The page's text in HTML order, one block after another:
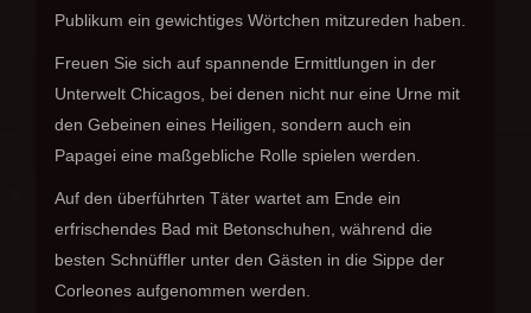
Publikum ein gewichtiges Wörtchen mitzureden haben.
Freuen Sie sich auf spannende Ermittlungen in der
Unterwelt Chicagos, bei denen nicht nur eine Urne mit
den Gebeinen eines Heiligen, sondern auch ein
Papagei eine maßgebliche Rolle spielen werden.
Auf den überführten Täter wartet am Ende ein
erfrischendes Bad mit Betonschuhen, während die
besten Schnüffler unter den Gästen in die Sippe der
Corleones aufgenommen werden.